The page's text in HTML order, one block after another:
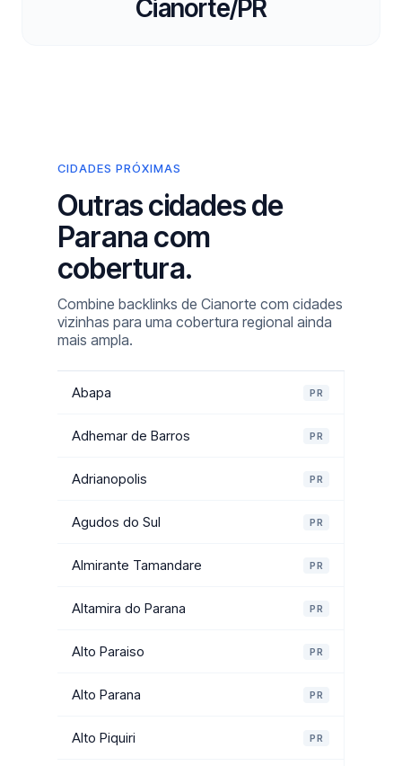
Cianorte/PR
CIDADES PRÓXIMAS
Outras cidades de
Parana com
cobertura.
Combine backlinks de Cianorte com cidades
vizinhas para uma cobertura regional ainda
mais ampla.
Abapa PR
Adhemar de Barros PR
Adrianopolis PR
Agudos do Sul PR
Almirante Tamandare PR
Altamira do Parana PR
Alto Paraiso PR
Alto Parana PR
Alto Piquiri PR